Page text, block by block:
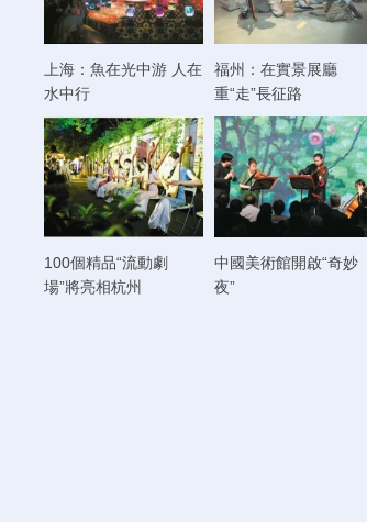
上海：魚在光中游 人在
水中行
福州：在實景展廳
重“走”長征路
100個精品“流動劇
場”將亮相杭州
中國美術館開啟“奇妙
夜”